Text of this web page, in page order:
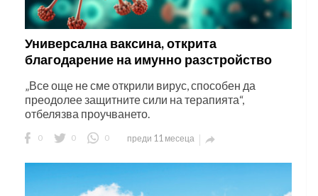
Универсална ваксина, открита
благодарение на имунно разстройство
„Все още не сме открили вирус, способен да
преодолее защитните сили на терапията“,
отбелязва проучването.
0 0 0 преди 11 месеца 